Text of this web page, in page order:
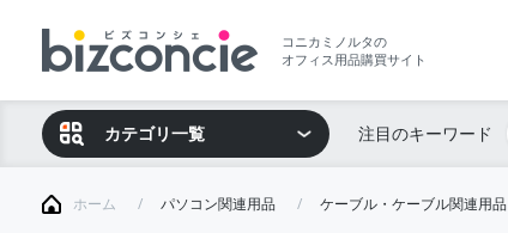
コニカミノルタの
オフィス用品購買サイト
カテゴリ一覧 注目のキーワード
ホーム パソコン関連用品 ケーブル・ケーブル関連用品